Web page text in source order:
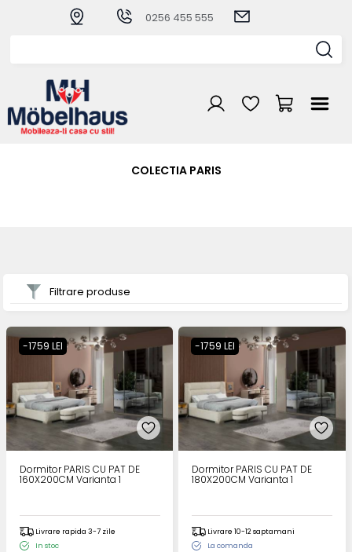
0256 455 555
COLECTIA PARIS
Filtrare produse
-1759 LEI
Dormitor PARIS CU PAT DE
160X200CM Varianta 1
Livrare rapida 3-7 zile
In stoc
-1759 LEI
Dormitor PARIS CU PAT DE
180X200CM Varianta 1
Livrare 10-12 saptamani
La comanda